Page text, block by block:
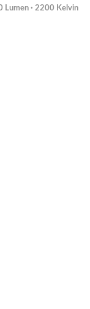
Lumen · 2200 Kelvin